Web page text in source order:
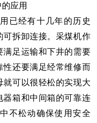
应用
经有十几年的历史
可拆卸连接。采煤机作
满足运输和下井的需要
性还要满足经常维修而
可以很轻松的实现大
箱和中间箱的可靠连
不松动确保使用安全